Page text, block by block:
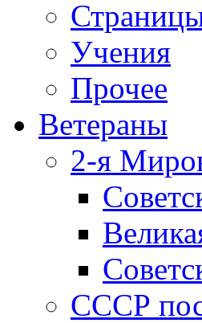
Учения
Прочее
Ветераны
2-я
СССР